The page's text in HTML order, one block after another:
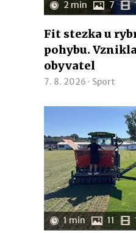
2 min 7
Fit stezka u
pohybu.
obyvatel
7. 8. 2026 · Sport
1 min 11